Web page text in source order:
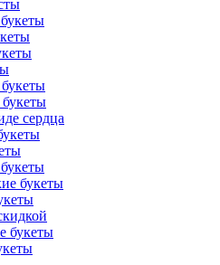
сердца
букеты
букеты